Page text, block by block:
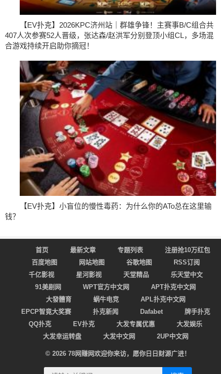
【EV扑克】2026KPC济州站｜群雄争锋！主赛事B/C组合共
407人次参赛52人晋级，张达森/赵洪军分别登顶小组CL，多场混
合游戏持续开启助你摘冠！
【EV扑克】小盲位的慢性毒药：为什么你的ATo总在这里输
钱？
首页 最新文章 专题列表
注册抢10万红包
百度地图
网站地图 谷歌地图
RSS订阅
千亿影视
星河影视 天堂精品
乐天堂中文
91美剧网
WPT官方中文网
APT扑克中文网
大發體育
蜗牛电竞
APL扑克中文网
EPCP智竟大奖赛
扑克新闻 Dafabet
牌手扑克
QQ扑克
EV扑克 大发专属优惠
大发娱乐
大发幸运转盘
大发中文网 2UP中文网
© 2026 78网赚网欢迎你来访，愿你日日财源广进！